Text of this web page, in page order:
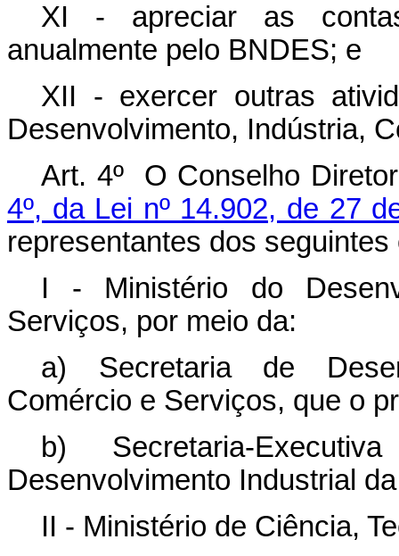
XI - apreciar as
anualmente pelo BNDES; e
XII - exercer outras
Desenvolvimento, Indústria,
Art. 4º O Conselho
4º, da Lei nº 14.902, de 27
representantes dos
I - Ministério do
Serviços, por meio da:
a) Secretaria de
Comércio e Serviços, que o
b) Secretaria-
Desenvolvimento Industrial
II - Ministério de Ciência,